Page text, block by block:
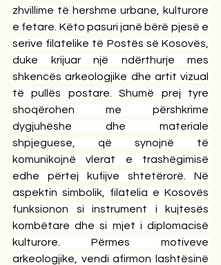
zhvillime të hershme urbane, kulturore
e fetare. Këto pasuri janë bërë pjesë e
serive filatelike të Postës së Kosovës,
duke krijuar një ndërthurje mes
shkencës arkeologjike dhe artit vizual
të pullës postare. Shumë prej tyre
shoqërohen me përshkrime
dygjuhëshe dhe materiale
shpjeguese, që synojnë të
komunikojnë vlerat e trashëgimisë
edhe përtej kufijve shtetërorë. Në
aspektin simbolik, filatelia e Kosovës
funksionon si instrument i kujtesës
kombëtare dhe si mjet i diplomacisë
kulturore. Përmes motiveve
arkeologjike, vendi afirmon lashtësinë